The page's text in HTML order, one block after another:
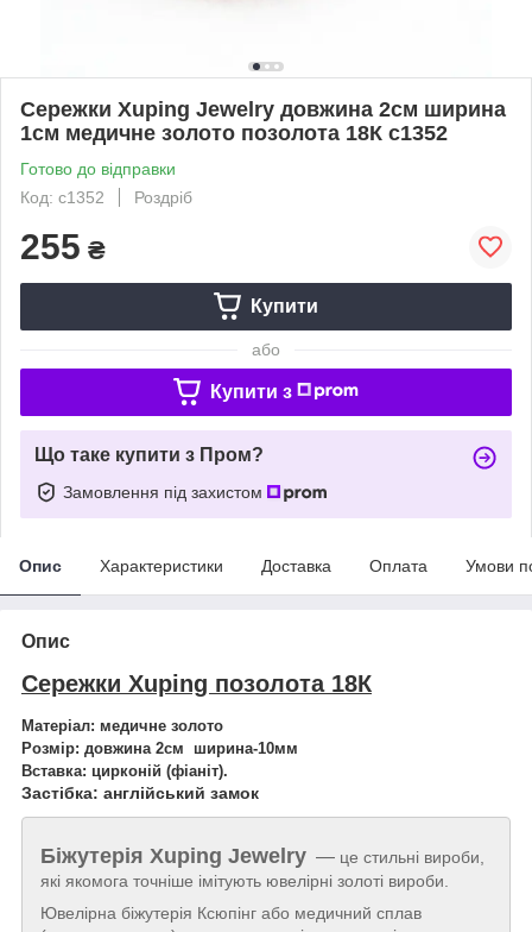
Сережки Xuping Jewelry довжина 2см ширина
1см медичне золото позолота 18К с1352
Готово до відправки
Код: с1352
Роздріб
255 ₴
Купити
або
Купити з
Що таке купити з Пром?
Замовлення під захистом
Опис Характеристики Доставка Оплата Умови
Опис
Сережки Xuping позолота 18К
Матеріал: медичне золото
Розмір: довжина 2см ширина-10мм
Вставка: цирконій (фіаніт).
Застібка: англійський замок
Біжутерія Xuping Jewelry — це стильні вироби,
які якомога точніше імітують ювелірні золоті вироби.
Ювелірна біжутерія Ксюпінг або медичний сплав